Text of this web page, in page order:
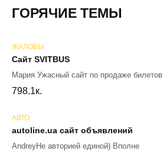
ГОРЯЧИЕ ТЕМЫ
ЖАЛОБЫ
Сайт SVITBUS
Мария Ужасный сайт по продаже билетов
798.1к.
АВТО
autoline.ua сайт объявлений
AndreyНе авторией единой) Вполне